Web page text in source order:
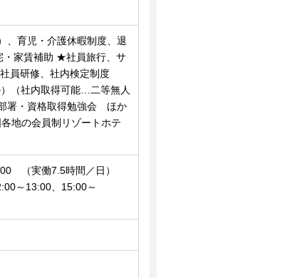
、育児・介護休暇制度、退
家賃補助 ★社員旅行、サ
員研修、社内検定制度
（社内取得可能…二等無人
署・資格取得勉強会 ほか
地の会員制リゾートホテ
（実働7.5時間／日）
～13:00、15:00～